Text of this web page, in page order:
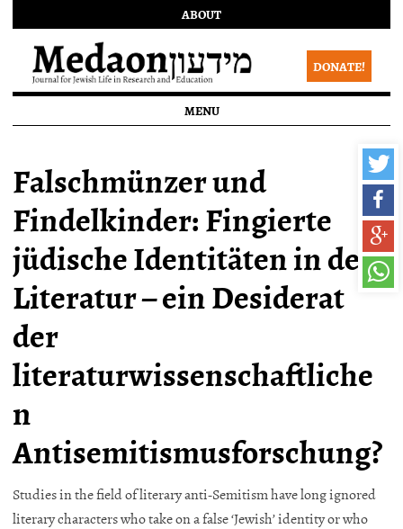
ABOUT
DONATE!
MENU
Falschmünzer und
Findelkinder: Fingierte
jüdische Identitäten in der
Literatur – ein Desiderat
der
literaturwissenschaftliche
n
Antisemitismusforschung?
Studies in the field of literary anti-Semitism have long ignored
literary characters who take on a false ‘Jewish’ identity or who